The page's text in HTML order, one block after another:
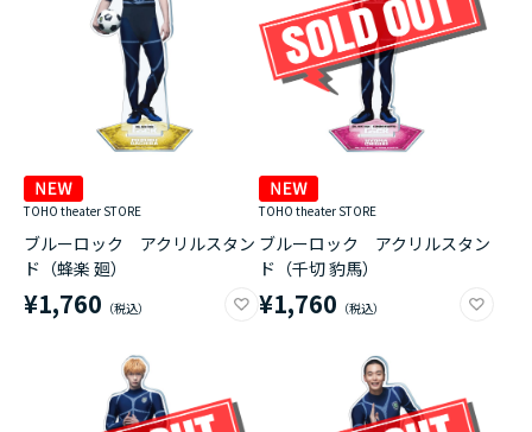
TOHO theater STORE
ブルーロック アクリルスタン
ド（蜂楽 廻）
¥1,760
TOHO theater STORE
ブルーロック アクリルスタン
ド（千切 豹馬）
¥1,760